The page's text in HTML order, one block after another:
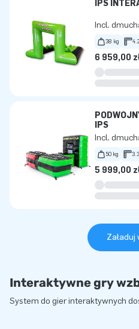
IPS
Incl.
38 kg
6 959,00
IPS
Incl.
50 kg
5 999,00
Załaduj
Interaktywne gry
System do gier interaktywnych